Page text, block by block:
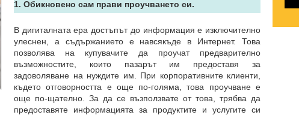
1. Обикновено сам прави проучването си.
В дигиталната ера достъпът до информация е изключително
улеснен, а съдържанието е навсякъде в Интернет. Това
позволява на купувачите да проучат предварително
възможностите, които пазарът им предоставя за
задоволяване на нуждите им. При корпоративните клиенти,
където отговорността е още по-голяма, това проучване е
още по-щателно. За да се възползвате от това, трябва да
предоставяте информацията за продуктите и услугите си